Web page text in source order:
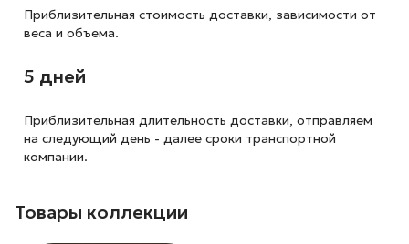
Приблизительная стоимость доставки, зависимости от
веса и объема.
5 дней
Приблизительная длительность доставки, отправляем
на следующий день - далее сроки транспортной
компании.
Товары коллекции